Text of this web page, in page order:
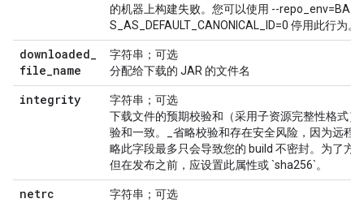
的机器上构建失败。您可以使用 --
S_AS_DEFAULT_CANONICAL_ID=0 停用此行为。
downloaded_
file_name
字符串；可选
分配给下载的 JAR 的文件名
integrity
字符串；可选
下载文件的预期校验和（采用子资源完整性格式
验和一致。_省略校验和存在安全风险，因为远程
略此字段最多只会导致您的 build 不密封。为了方
但在发布之前，应设置此属性或 `sha256`。
netrc
字符串；可选